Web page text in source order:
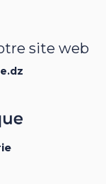
site web